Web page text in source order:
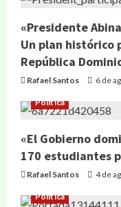
«Presidente
Un plan histórico
República
Rafael Santos 6 de
Política
«El Gobierno
170 estudiantes
Rafael Santos 4 de
Política